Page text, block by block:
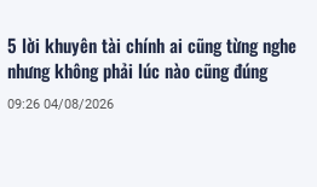
5 lời khuyên tài chính ai cũng từng nghe
nhưng không phải lúc nào cũng đúng
09:26 04/08/2026